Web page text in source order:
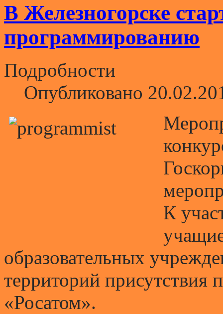
В Железногорске
программированию
Подробности
Опубликовано
К
образовательных
территорий присутствия
«Росатом».